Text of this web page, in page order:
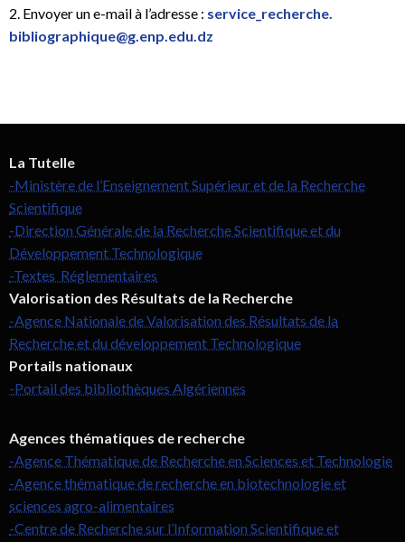
2. Envoyer un e-mail à l’adresse : service_recherche.
bibliographique@g.enp.edu.dz
La Tutelle
-Ministère de l’Enseignement Supérieur et de la Recherche
Scientifique
-Direction Générale de la Recherche Scientifique et du
Développement Technologique
-Textes Réglementaires
Valorisation des Résultats de la Recherche
-Agence Nationale de Valorisation des Résultats de la
Recherche et du développement Technologique
Portails nationaux
-Portail des bibliothèques Algériennes
Agences thématiques de recherche
-Agence Thématique de Recherche en Sciences et Technologie
-Agence thématique de recherche en biotechnologie et
sciences agro-alimentaires
-Centre de Recherche sur l’Information Scientifique et